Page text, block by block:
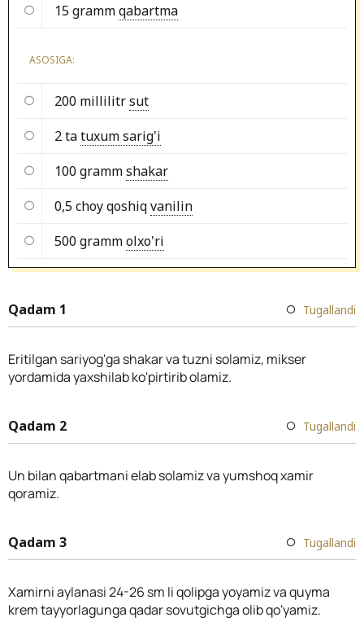
15 grammqabartma
ASOSIGA:
200 millilitrsut
2 tatuxum sarig'i
100 grammshakar
0,5 choy qoshiqvanilin
500 grammolxo'ri
Qadam 1 Tugallandi
Eritilgan sariyog'ga shakar va tuzni solamiz, mikser
yordamida yaxshilab ko'pirtirib olamiz.
Qadam 2 Tugallandi
Un bilan qabartmani elab solamiz va yumshoq xamir
qoramiz.
Qadam 3 Tugallandi
Xamirni aylanasi 24-26 sm li qolipga yoyamiz va quyma
krem tayyorlagunga qadar sovutgichga olib qo'yamiz.